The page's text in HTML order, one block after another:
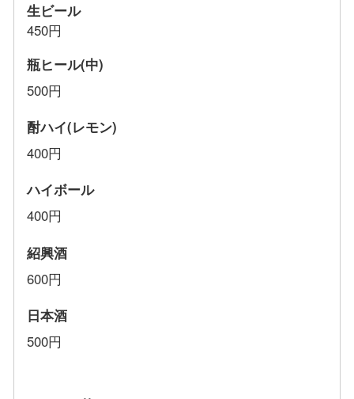
生ビール
450円
瓶ヒール(中)
500円
酎ハイ(レモン)
400円
ハイボール
400円
紹興酒
600円
日本酒
500円